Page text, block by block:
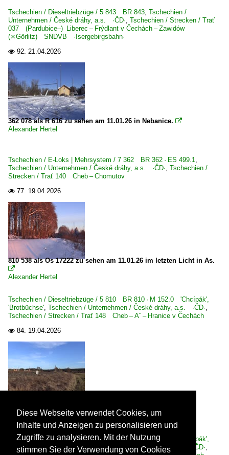
Tschechien / Dieseltriebzüge / 5 843 BR 843, Tschechien /
Unternehmen / České dráhy, a.s. ·ČD·, Tschechien / Strecken / Trať
037 (Pardubice–) Liberec – Frýdlant v Čechách – Zawidów
(⨯Görlitz) SNDVB ·Isergebirgsbahn·
 92. 21.04.2026
362 078 als R 616 zu sehen am 11.01.26 in Nebanice. 
Alexander Hertel
Tschechien / E-Loks | Mehrsystem / 7 362 BR 362 · ES 499.1,
Tschechien / Unternehmen / České dráhy, a.s. ·ČD·, Tschechien /
Strecken / Trať 140 Cheb – Chomutov
 77. 19.04.2026
810 538 als Os 17222 zu sehen am 11.01.26 im letzten Licht in As.

Alexander Hertel
Tschechien / Dieseltriebzüge / 5 810 BR 810 · M 152.0 'Chcípák',
'Brotbüchse', Tschechien / Unternehmen / České dráhy, a.s. ·ČD·,
Tschechien / Strecken / Trať 148 Cheb – A¨ – Hranice v Čechách
 84. 19.04.2026
Čechách.

Alexander Hertel
Tschechien / Dieseltriebzüge / 5 810 BR 810 · M 152.0 'Chcípák',
'Brotbüchse', Tschechien / Unternehmen / České dráhy, a.s. ·ČD·,
Diese Webseite verwendet Cookies, um
Inhalte und Anzeigen zu personalisieren und
Zugriffe zu analysieren. Mit der Nutzung
stimmen Sie der Verwendung von Cookies